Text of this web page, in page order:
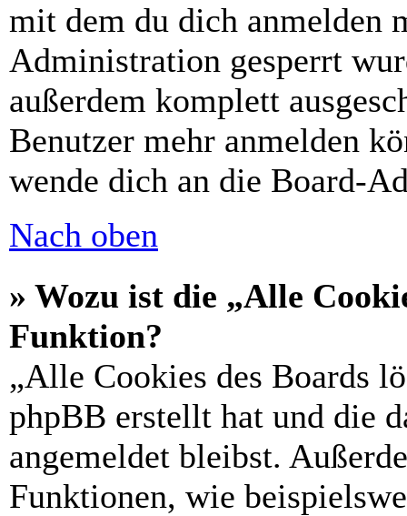
mit dem du dich anmelden
Administration gesperrt
außerdem komplett
Benutzer mehr anmelden
wende dich an die Board-
Nach oben
» Wozu ist die „Alle
Funktion?
„Alle Cookies des Boards
phpBB erstellt hat und die
angemeldet bleibst.
Funktionen, wie